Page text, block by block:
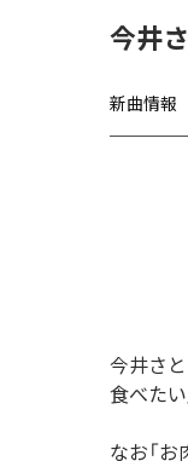
今井
新曲情報
今井さ
食べたい
なお「お